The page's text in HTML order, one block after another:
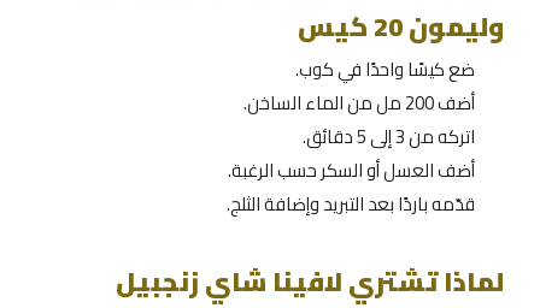
وليمون 20 كيس
ضع كيسًا واحدًا في كوب.
أضف 200 مل من الماء الساخن.
اتركه من 3 إلى 5 دقائق.
أضف العسل أو السكر حسب الرغبة.
قدّمه باردًا بعد التبريد وإضافة الثلج.
لماذا تشتري لافينا شاي زنجبيل